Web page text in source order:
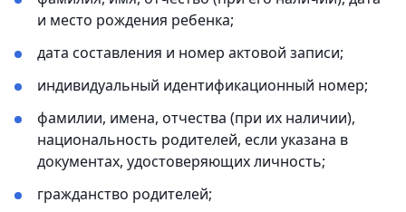
и место рождения ребенка;
дата составления и номер актовой записи;
индивидуальный идентификационный номер;
фамилии, имена, отчества (при их наличии),
национальность родителей, если указана в
документах, удостоверяющих личность;
гражданство родителей;